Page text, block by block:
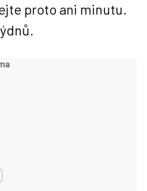
proto ani minutu.